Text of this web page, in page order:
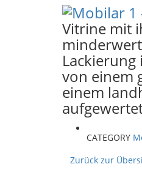
Vitrine mit
Lackierung
von einem
einem
CATEGORY
Zurück zur